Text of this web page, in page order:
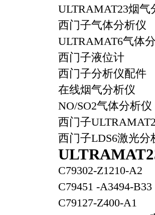
ULTRAMAT23烟
西门子气体分析仪
ULTRAMAT6气体
西门子液位计
西门子分析仪配件
在线烟气分析仪
NO/SO2气体分析仪
西门子
西门子LDS6激光
C79302-Z1210-
C79451 -A3494-
C79127-Z400-